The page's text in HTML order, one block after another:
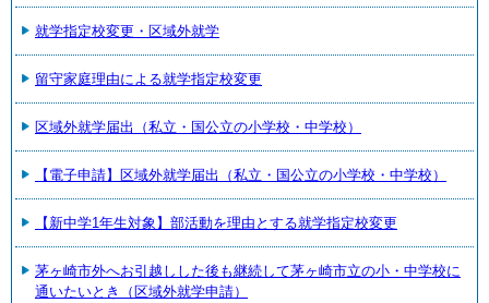
就学指定校変更・区域外就学
留守家庭理由による就学指定校変更
区域外就学届出（私立・国公立の小学校・中学校）
【電子申請】区域外就学届出（私立・国公立の小学校・中学校）
【新中学1年生対象】部活動を理由とする就学指定校変更
茅ヶ崎市外へお引越しした後も継続して茅ヶ崎市立の小・中学校に
通いたいとき（区域外就学申請）